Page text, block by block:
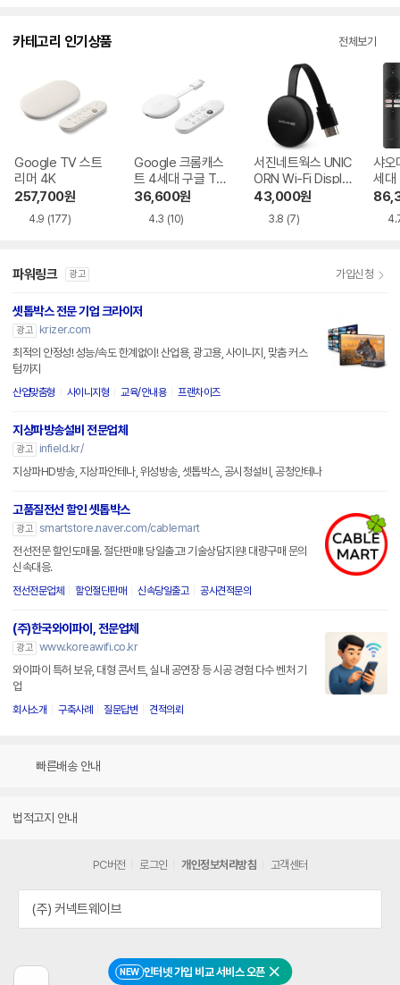
NEW 인터넷 가입 비교 서비스 오픈 닫기
카테고리 인기상품 전체보기
Google TV 스트
리머 4K
257,700원
4.9 (177)
Google 크롬캐스
트 4세대 구글 TV
4K
36,600원
4.3 (10)
서진네트웍스 UNIC
ORN Wi-Fi Displa
y K9
43,000원
3.8 (7)
샤오
세대
파워링크 광고 가입신청
셋톱박스 전문 기업 크라이저
광고
krizer.com
최적의 안정성! 성능/속도 한계없이! 산업용, 광고용, 사이니지, 맞춤 커스
텀까지
산업맞춤형 사이니지형 교육/안내용 프랜차이즈
지상파방송설비 전문업체
광고
infield.kr/
지상파HD방송, 지상파안테나, 위성방송, 셋톱박스, 공시청설비, 공청안테나
고품질전선 할인 셋톱박스
광고 smartstore.naver.com/cablemart
전선전문 할인도매몰. 절단판매! 당일출고! 기술상담지원! 대량구매 문의
신속대응.
전선전문업체 할인절단판매 신속당일출고 공사견적문의
(주)한국와이파이, 전문업체
광고 www.koreawifi.co.kr
와이파이 특허 보유, 대형 콘서트, 실내 공연장 등 시공 경험 다수 벤처 기
업
회사소개 구축사례 질문답변 견적의뢰
빠른배송 안내
법적고지 안내
PC버전 로그인 개인정보처리방침 고객센터
(주) 커넥트웨이브